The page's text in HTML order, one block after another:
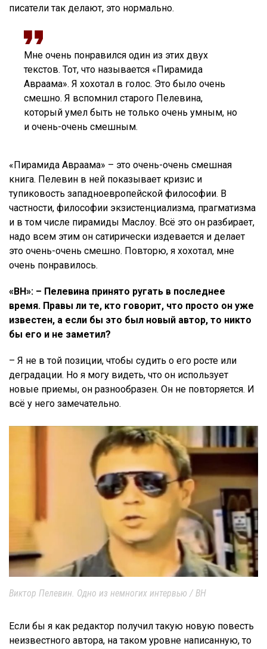
писатели так делают, это нормально.
Мне очень понравился один из этих двух
текстов. Тот, что называется «Пирамида
Авраама». Я хохотал в голос. Это было очень
смешно. Я вспомнил старого Пелевина,
который умел быть не только очень умным, но
и очень-очень смешным.
«Пирамида Авраама» – это очень-очень смешная
книга. Пелевин в ней показывает кризис и
тупиковость западноевропейской философии. В
частности, философии экзистенциализма, прагматизма
и в том числе пирамиды Маслоу. Всё это он разбирает,
надо всем этим он сатирически издевается и делает
это очень-очень смешно. Повторю, я хохотал, мне
очень понравилось.
«ВН»: – Пелевина принято ругать в последнее
время. Правы ли те, кто говорит, что просто он уже
известен, а если бы это был новый автор, то никто
бы его и не заметил?
– Я не в той позиции, чтобы судить о его росте или
деградации. Но я могу видеть, что он использует
новые приемы, он разнообразен. Он не повторяется. И
всё у него замечательно.
Виктор Пелевин. Одно из немногих интервью / ВН
Если бы я как редактор получил такую новую повесть
неизвестного автора, на таком уровне написанную, то